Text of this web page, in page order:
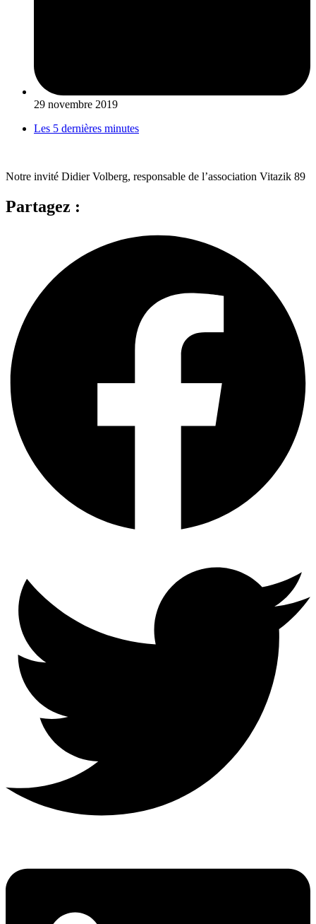
29 novembre 2019
Les 5 dernières minutes
Notre invité Didier Volberg, responsable de l’association Vitazik 89
Partagez :